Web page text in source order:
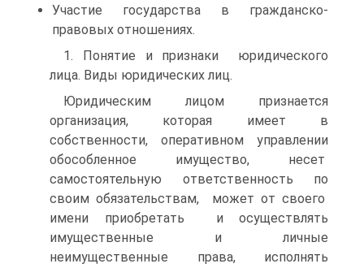
Участие государства в гражданско-
правовых отношениях.
1. Понятие и признаки юридического
лица. Виды юридических лиц.
Юридическим лицом признается
организация, которая имеет в
собственности, оперативном управлении
обособленное имущество, несет
самостоятельную ответственность по
своим обязательствам, может от своего
имени приобретать и осуществлять
имущественные и личные
неимущественные права, исполнять